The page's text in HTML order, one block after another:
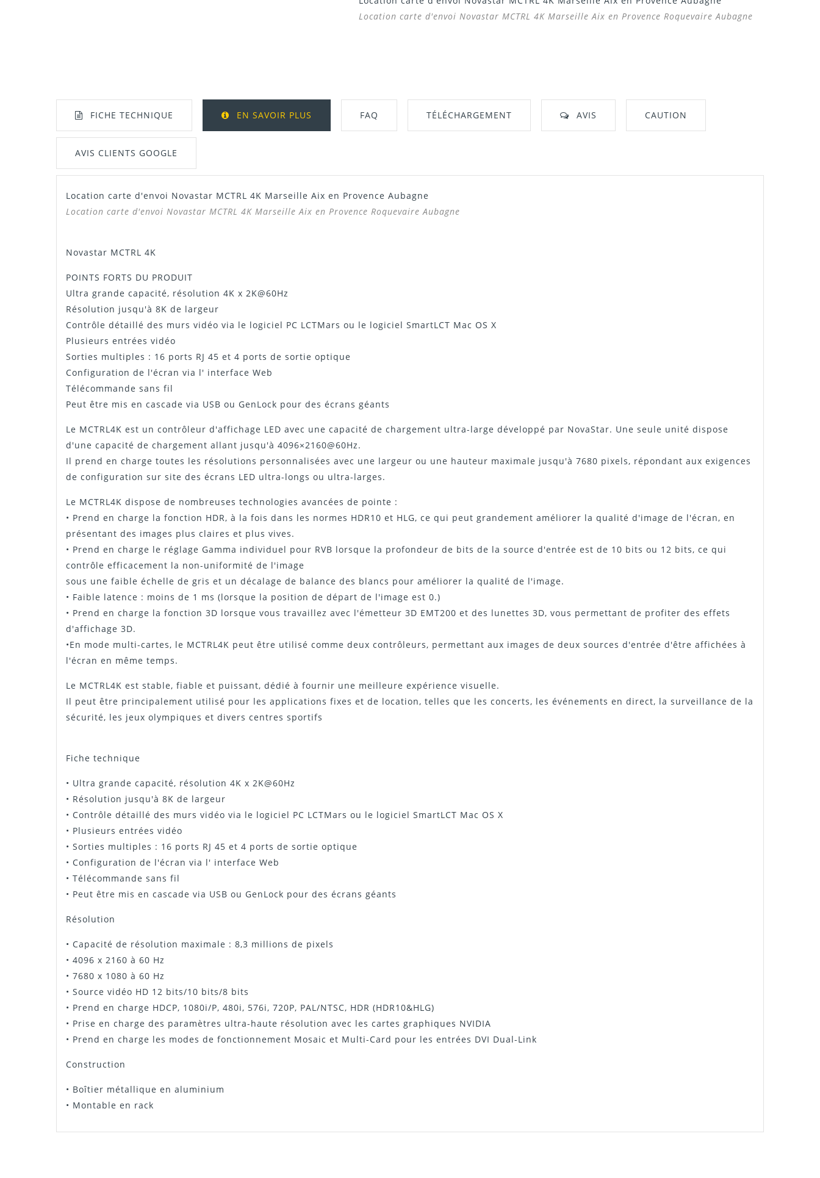
Location carte d'envoi Novastar MCTRL 4K Marseille Aix en Provence Roquevaire Aubagne
FICHE TECHNIQUE EN SAVOIR PLUS FAQ TÉLÉCHARGEMENT AVIS CAUTION
AVIS CLIENTS GOOGLE
Manuel / Notice Télécharger Dans L'onglet "Téléchargement"
Location carte d'envoi Novastar MCTRL 4K Marseille Aix en Provence Aubagne
Location carte d'envoi Novastar MCTRL 4K Marseille Aix en Provence Roquevaire Aubagne
Novastar MCTRL 4K
POINTS FORTS DU PRODUIT
Ultra grande capacité, résolution 4K x 2K@60Hz
Résolution jusqu'à 8K de largeur
Contrôle détaillé des murs vidéo via le logiciel PC LCTMars ou le logiciel SmartLCT Mac OS X
Plusieurs entrées vidéo
Sorties multiples : 16 ports RJ 45 et 4 ports de sortie optique
Configuration de l'écran via l' interface Web
Télécommande sans fil
Peut être mis en cascade via USB ou GenLock pour des écrans géants
Le MCTRL4K est un contrôleur d'affichage LED avec une capacité de chargement ultra-large développé par NovaStar. Une seule unité dispose
d'une capacité de chargement allant jusqu'à 4096×2160@60Hz.
Il prend en charge toutes les résolutions personnalisées avec une largeur ou une hauteur maximale jusqu'à 7680 pixels, répondant aux exigences
de configuration sur site des écrans LED ultra-longs ou ultra-larges.
Le MCTRL4K dispose de nombreuses technologies avancées de pointe :
• Prend en charge la fonction HDR, à la fois dans les normes HDR10 et HLG, ce qui peut grandement améliorer la qualité d'image de l'écran, en
présentant des images plus claires et plus vives.
• Prend en charge le réglage Gamma individuel pour RVB lorsque la profondeur de bits de la source d'entrée est de 10 bits ou 12 bits, ce qui
contrôle efficacement la non-uniformité de l'image
sous une faible échelle de gris et un décalage de balance des blancs pour améliorer la qualité de l'image.
• Faible latence : moins de 1 ms (lorsque la position de départ de l'image est 0.)
• Prend en charge la fonction 3D lorsque vous travaillez avec l'émetteur 3D EMT200 et des lunettes 3D, vous permettant de profiter des effets
d'affichage 3D.
•En mode multi-cartes, le MCTRL4K peut être utilisé comme deux contrôleurs, permettant aux images de deux sources d'entrée d'être affichées à
l'écran en même temps.
Le MCTRL4K est stable, fiable et puissant, dédié à fournir une meilleure expérience visuelle.
Il peut être principalement utilisé pour les applications fixes et de location, telles que les concerts, les événements en direct, la surveillance de la
sécurité, les jeux olympiques et divers centres sportifs
Fiche technique
• Ultra grande capacité, résolution 4K x 2K@60Hz
• Résolution jusqu'à 8K de largeur
• Contrôle détaillé des murs vidéo via le logiciel PC LCTMars ou le logiciel SmartLCT Mac OS X
• Plusieurs entrées vidéo
• Sorties multiples : 16 ports RJ 45 et 4 ports de sortie optique
• Configuration de l'écran via l' interface Web
• Télécommande sans fil
• Peut être mis en cascade via USB ou GenLock pour des écrans géants
Résolution
• Capacité de résolution maximale : 8,3 millions de pixels
• 4096 x 2160 à 60 Hz
• 7680 x 1080 à 60 Hz
• Source vidéo HD 12 bits/10 bits/8 bits
• Prend en charge HDCP, 1080i/P, 480i, 576i, 720P, PAL/NTSC, HDR (HDR10&HLG)
• Prise en charge des paramètres ultra-haute résolution avec les cartes graphiques NVIDIA
• Prend en charge les modes de fonctionnement Mosaic et Multi-Card pour les entrées DVI Dual-Link
Construction
• Boîtier métallique en aluminium
• Montable en rack